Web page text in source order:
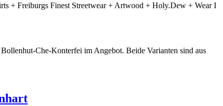
+ Freiburgs Finest Streetwear + Artwood + Holy.Dew + Wear I
Che-Konterfei im Angebot. Beide Varianten sind aus